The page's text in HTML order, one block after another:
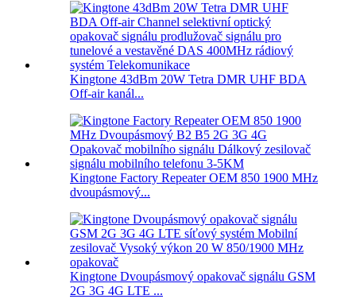
Kingtone 43dBm 20W Tetra DMR UHF BDA
Off-air kanál...
Kingtone Factory Repeater OEM 850 1900 MHz
dvoupásmový...
Kingtone Dvoupásmový opakovač signálu GSM
2G 3G 4G LTE ...